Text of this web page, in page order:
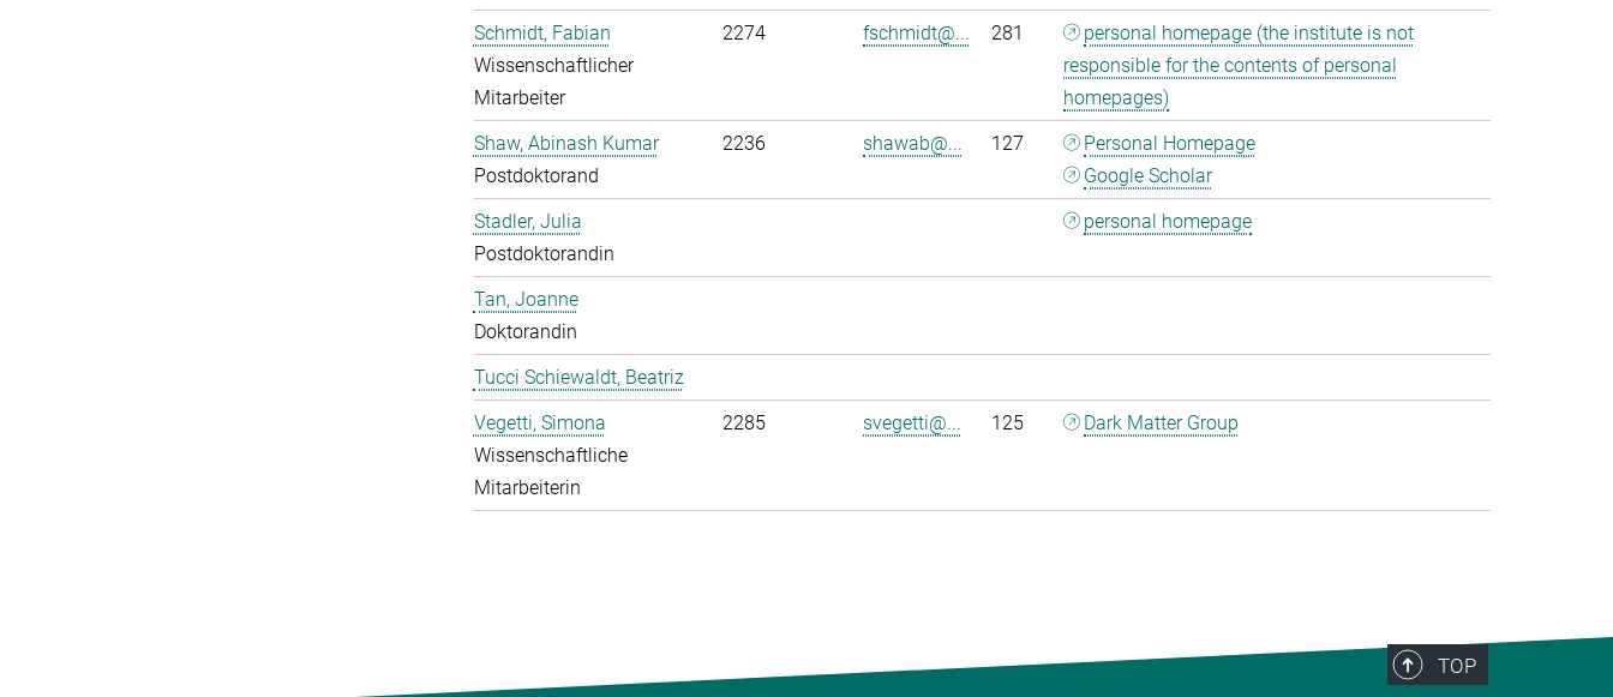
Schmidt, Fabian
Wissenschaftlicher
Mitarbeiter
2274 fschmidt@... 281
personal homepage (the institute is not
responsible for the contents of personal
homepages)
Shaw, Abinash Kumar
Postdoktorand
2236 shawab@... 127
Personal Homepage
Google Scholar
Stadler, Julia
Postdoktorandin
personal homepage
Tan, Joanne
Doktorandin
Tucci Schiewaldt, Beatriz
Vegetti, Simona
Wissenschaftliche
Mitarbeiterin
2285 svegetti@... 125 Dark Matter Group
TOP